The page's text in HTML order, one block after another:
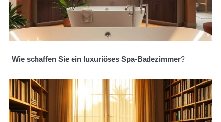
Wie schaffen Sie ein luxuriöses Spa-Badezimmer?